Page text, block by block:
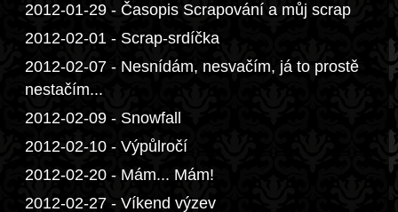
2012-01-29 - Časopis Scrapování a můj scrap
2012-02-01 - Scrap-srdíčka
2012-02-07 - Nesnídám, nesvačím, já to prostě
nestačím...
2012-02-09 - Snowfall
2012-02-10 - Výpůlročí
2012-02-20 - Mám... Mám!
2012-02-27 - Víkend výzev